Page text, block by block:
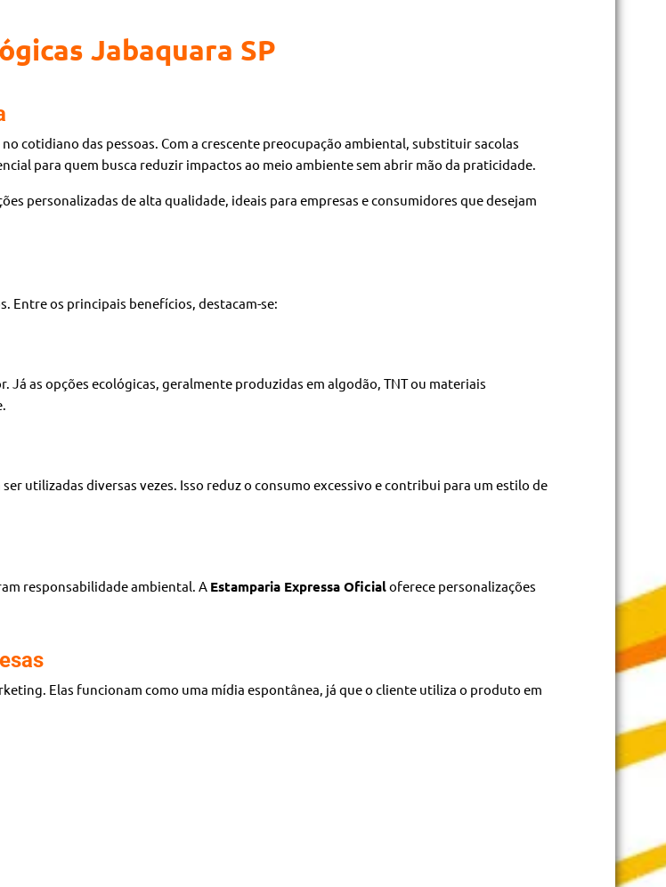
Jabaquara SP
cotidiano das pessoas. Com a crescente preocupação ambiental, substituir sacolas
para quem busca reduzir impactos ao meio ambiente sem abrir mão da praticidade.
personalizadas de alta qualidade, ideais para empresas e consumidores que desejam
Entre os principais benefícios, destacam-se:
as opções ecológicas, geralmente produzidas em algodão, TNT ou materiais
utilizadas diversas vezes. Isso reduz o consumo excessivo e contribui para um estilo de
responsabilidade ambiental. A Estamparia Expressa Oficialoferece personalizações
Elas funcionam como uma mídia espontânea, já que o cliente utiliza o produto em